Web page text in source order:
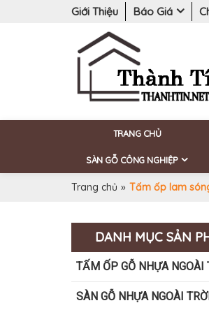
Giới Thiệu Báo Giá
TRANG CHỦ
SÀN GỖ CÔNG NGHIỆP
Trang chủ » Tấm ốp lam
DANH MỤC SẢN
TẤM ỐP GỖ NHỰA NGOÀI
SÀN GỖ NHỰA NGOÀI